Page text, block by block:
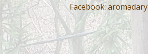
Facebook: aromadary